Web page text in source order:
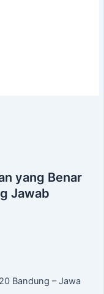
yang Benar
Jawab
Bandung – Jawa